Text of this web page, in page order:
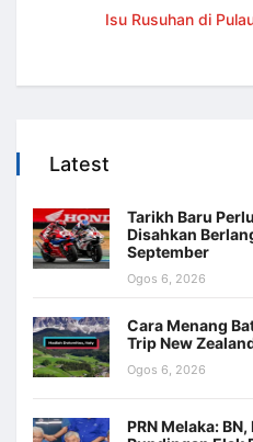
Isu Rusuhan di
Latest
Tarikh Baru
Disahkan
September
Ogos 6, 2026
Cara Menang
Trip New
Ogos 6, 2026
PRN Melaka: